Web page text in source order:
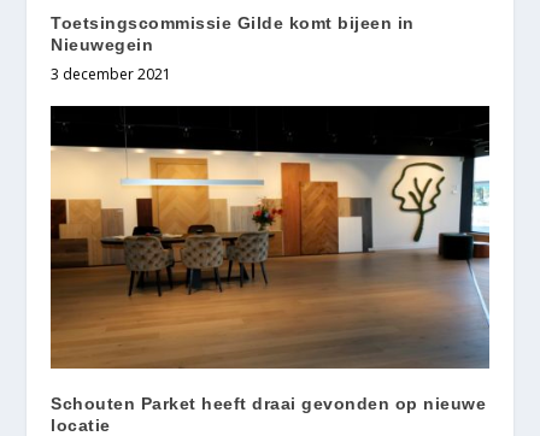
Toetsingscommissie Gilde komt bijeen in
Nieuwegein
3 december 2021
Schouten Parket heeft draai gevonden op nieuwe
locatie